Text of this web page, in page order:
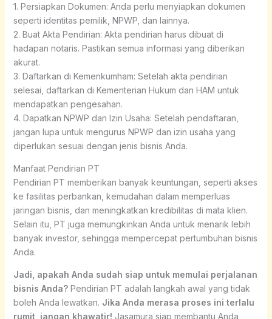
1. Persiapkan Dokumen: Anda perlu menyiapkan dokumen
seperti identitas pemilik, NPWP, dan lainnya.
2. Buat Akta Pendirian: Akta pendirian harus dibuat di
hadapan notaris. Pastikan semua informasi yang diberikan
akurat.
3. Daftarkan di Kemenkumham: Setelah akta pendirian
selesai, daftarkan di Kementerian Hukum dan HAM untuk
mendapatkan pengesahan.
4. Dapatkan NPWP dan Izin Usaha: Setelah pendaftaran,
jangan lupa untuk mengurus NPWP dan izin usaha yang
diperlukan sesuai dengan jenis bisnis Anda.
Manfaat Pendirian PT
Pendirian PT memberikan banyak keuntungan, seperti akses
ke fasilitas perbankan, kemudahan dalam memperluas
jaringan bisnis, dan meningkatkan kredibilitas di mata klien.
Selain itu, PT juga memungkinkan Anda untuk menarik lebih
banyak investor, sehingga mempercepat pertumbuhan bisnis
Anda.
Jadi, apakah Anda sudah siap untuk memulai perjalanan
bisnis Anda?Pendirian PT adalah langkah awal yang tidak
boleh Anda lewatkan. Jika Anda merasa proses ini terlalu
rumit, jangan khawatir! Jasamura siap membantu Anda